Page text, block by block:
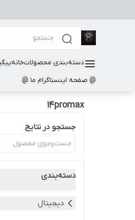
دسته‌بندی محصولاتخانه
@ صفحه اینستاگرام ما @
14promax
جستجو در نتایج
دسته‌بندی
دیجیتال